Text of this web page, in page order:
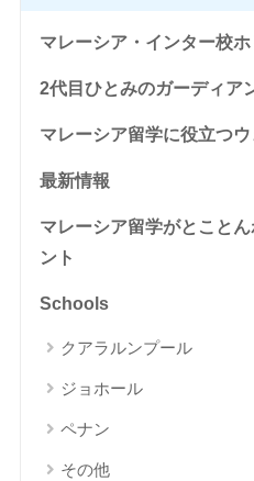
マレーシア・インター校
2代目ひとみのガーディア
マレーシア留学に役立つ
最新情報
マレーシア留学がとこと
ント
Schools
クアラルンプール
ジョホール
ペナン
その他